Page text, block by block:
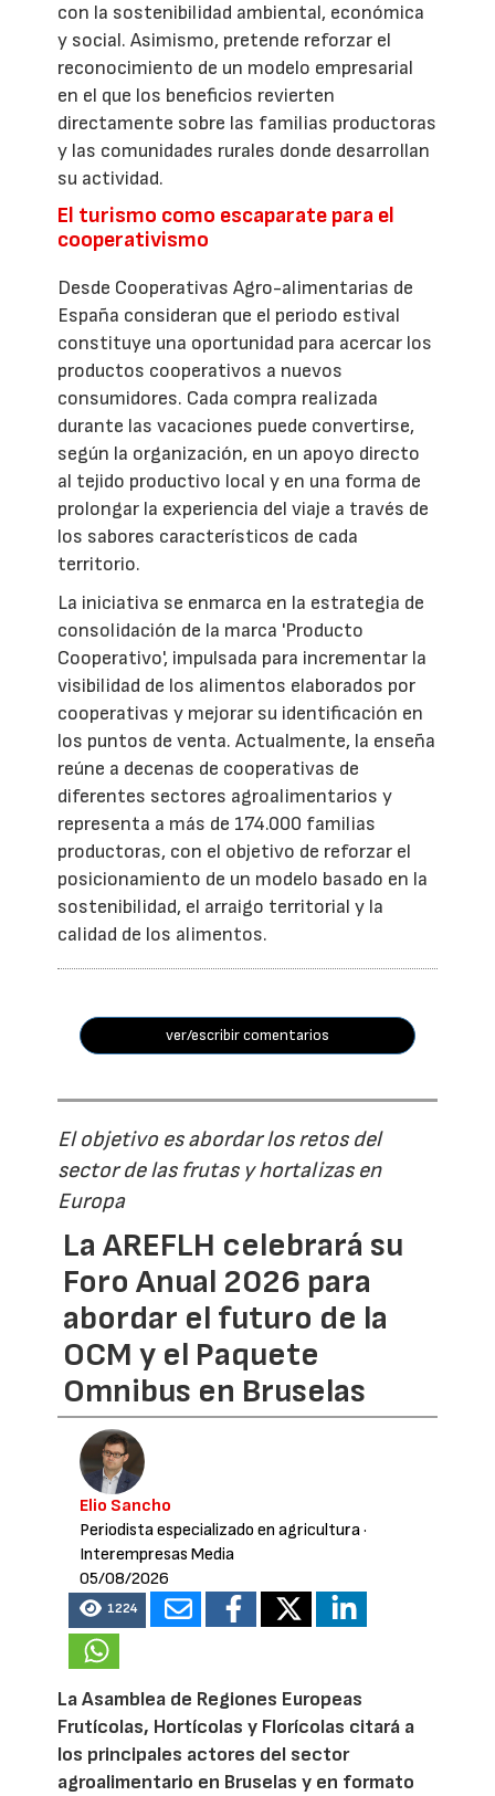
con la sostenibilidad ambiental, económica
y social. Asimismo, pretende reforzar el
reconocimiento de un modelo empresarial
en el que los beneficios revierten
directamente sobre las familias productoras
y las comunidades rurales donde desarrollan
su actividad.
El turismo como escaparate para el
cooperativismo
Desde Cooperativas Agro-alimentarias de
España consideran que el periodo estival
constituye una oportunidad para acercar los
productos cooperativos a nuevos
consumidores. Cada compra realizada
durante las vacaciones puede convertirse,
según la organización, en un apoyo directo
al tejido productivo local y en una forma de
prolongar la experiencia del viaje a través de
los sabores característicos de cada
territorio.
La iniciativa se enmarca en la estrategia de
consolidación de la marca 'Producto
Cooperativo', impulsada para incrementar la
visibilidad de los alimentos elaborados por
cooperativas y mejorar su identificación en
los puntos de venta. Actualmente, la enseña
reúne a decenas de cooperativas de
diferentes sectores agroalimentarios y
representa a más de 174.000 familias
productoras, con el objetivo de reforzar el
posicionamiento de un modelo basado en la
sostenibilidad, el arraigo territorial y la
calidad de los alimentos.
ver/escribir comentarios
El objetivo es abordar los retos del
sector de las frutas y hortalizas en
Europa
La AREFLH celebrará su
Foro Anual 2026 para
abordar el futuro de la
OCM y el Paquete
Omnibus en Bruselas
Elio Sancho
Periodista especializado en agricultura·
Interempresas Media
05/08/2026
1224
La Asamblea de Regiones Europeas
Frutícolas, Hortícolas y Florícolas citará a
los principales actores del sector
agroalimentario en Bruselas y en formato